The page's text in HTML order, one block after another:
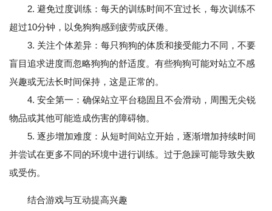
2. 避免过度训练：每天的训练时间不宜过长，每次训练不
超过10分钟，以免狗狗感到疲劳或厌倦。
3. 关注个体差异：每只狗狗的体质和接受能力不同，不要
盲目追求进度而忽略狗狗的舒适度。有些狗狗可能对站立不感
兴趣或无法长时间保持，这是正常的。
4. 安全第一：确保站立平台稳固且不会滑动，周围无尖锐
物品或其他可能造成伤害的障碍物。
5. 逐步增加难度：从短时间站立开始，逐渐增加持续时间
并尝试在更多不同的环境中进行训练。过于急躁可能导致失败
或受伤。
结合游戏与互动提高兴趣